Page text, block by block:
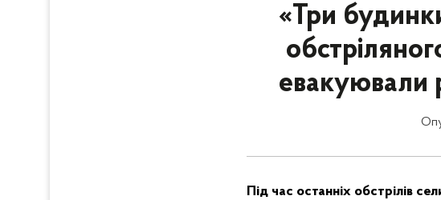
«Три
евакуювали
Під час останніх обстрілів